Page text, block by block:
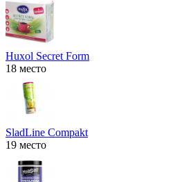
Huxol Secret Form
18 место
SladLine Compakt
19 место